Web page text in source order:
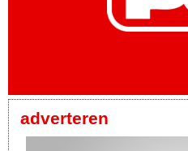
adverteren